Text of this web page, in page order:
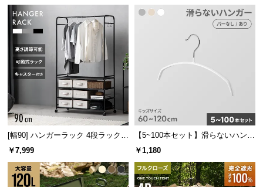
置
サ
ー
ビ
ス
に
て
搬
入
経
路
推奨時期 3シーズン用
ホローファイバーでさらっと軽く
中綿にはホローファイバーを使用。軽さと乾きやす
さを併せ持ち、いつでも快適な使い心地です。
[幅90] ハンガーラック 4段ラック収
納 キャスター付き
￥7,999
【5~100本セット】滑らないハンガ
ー キッズサイズ
￥1,180